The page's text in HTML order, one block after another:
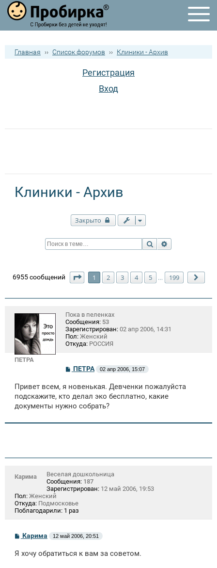
Главная ›› Список форумов ›› Клиники - Архив
Регистрация
Вход
Клиники - Архив
Закрыто
Поиск
6955 сообщений Страница из 199
1 2 3 4 5 … 199
ПЕТРА
Пока в пеленках
Сообщения: 53
Зарегистрирован: 02 апр 2006, 14:31
Пол: Женский
Откуда: РОССИЯ
С
б
щ
е
н
е
ПЕТРА 02 апр 2006, 15:07
Привет всем, я новенькая. Девченки пожалуйста
подскажите, кто делал эко бесплатно, какие
документы нужно собрать?
Карима
Веселая дошкольница
Сообщения: 187
Зарегистрирован: 12 май 2006, 19:53
Пол: Женский
Откуда: Подмосковье
Поблагодарили: 1 раз
С
б
Карима 12 май 2006, 20:51
Я хочу обратиться к вам за советом.